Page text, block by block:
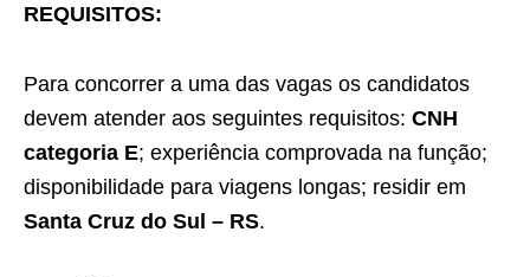
REQUISITOS:
Para concorrer a uma das vagas os candidatos
devem atender aos seguintes requisitos: CNH
categoria E; experiência comprovada na função;
disponibilidade para viagens longas; residir em
Santa Cruz do Sul – RS.